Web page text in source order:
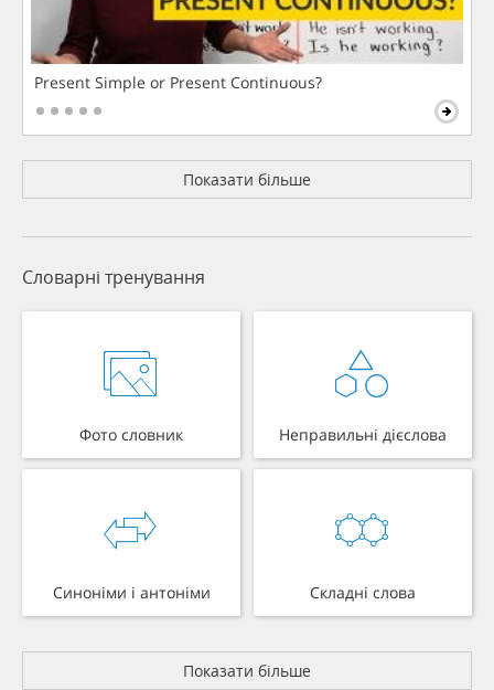
Present Simple or Present Continuous?
Показати більше
Словарні тренування
Фото словник Неправильні дієслова
Синоніми і антоніми Складні слова
Показати більше